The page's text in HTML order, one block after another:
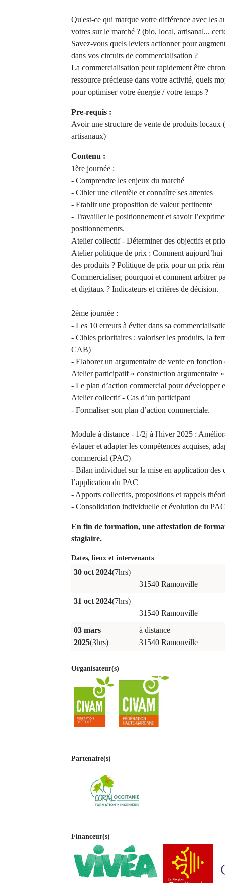
Qu'est-ce qui marque votre différence avec les
votres sur le marché ? (bio, local, artisanal...
Savez-vous quels leviers actionner pour
dans vos circuits de commercialisation ?
La commercialisation peut rapidement être
ressource précieuse dans votre activité, quels
pour optimiser votre énergie / votre temps ?
Pre-requis :
Avoir une structure de vente de produits locaux
artisanaux)
Contenu :
1ère journée :
- Comprendre les enjeux du marché
- Cibler une clientèle et connaître ses attentes
- Etablir une proposition de valeur pertinente
- Travailler le positionnement et savoir
positionnements.
Atelier collectif - Déterminer des objectifs et
Atelier politique de prix : Comment
des produits ? Politique de prix pour un prix
Commercialiser, pourquoi et comment arbitrer
et digitaux ? Indicateurs et critères de décision.
2ème journée :
- Les 10 erreurs à éviter dans sa
- Cibles prioritaires : valoriser les produits, la
CAB)
- Elaborer un argumentaire de vente en
Atelier participatif « construction argumentaire »
- Le plan d’action commercial pour développer
Atelier collectif - Cas d’un participant
- Formaliser son plan d’action commerciale.
Module à distance - 1/2j à l'hiver 2025 :
évlauer et adapter les compétences acquises,
commercial (PAC)
- Bilan individuel sur la mise en application des
l’application du PAC
- Apports collectifs, propositions et rappels
- Consolidation individuelle et évolution du
En fin de formation, une attestation de
stagiaire.
Dates, lieux et intervenants
30 oct 2024(7hrs)
31540 Ramonville
31 oct 2024(7hrs)
31540 Ramonville
03 mars
2025(3hrs)
à distance
31540 Ramonville
Organisateur(s)
Partenaire(s)
Financeur(s)